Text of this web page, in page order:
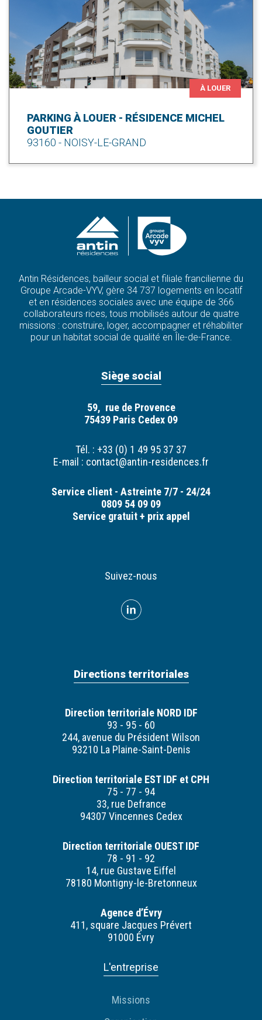
À LOUER
PARKING À LOUER - RÉSIDENCE MICHEL
GOUTIER
93160 - NOISY-LE-GRAND
Antin Résidences, bailleur social et filiale francilienne du
Groupe Arcade-VYV, gère 34 737 logements en locatif
et en résidences sociales avec une équipe de 366
collaborateurs·rices, tous mobilisés autour de quatre
missions : construire, loger, accompagner et réhabiliter
pour un habitat social de qualité en Île-de-France.
Siège social
59, rue de Provence
75439 Paris Cedex 09
Tél. : +33 (0) 1 49 95 37 37
E-mail : contact@antin-residences.fr
Service client - Astreinte 7/7 - 24/24
0809 54 09 09
Service gratuit + prix appel
Suivez-nous
Directions territoriales
Direction territoriale NORD IDF
93 - 95 - 60
244, avenue du Président Wilson
93210 La Plaine-Saint-Denis
Direction territoriale EST IDF et CPH
75 - 77 - 94
33, rue Defrance
94307 Vincennes Cedex
Direction territoriale OUEST IDF
78 - 91 - 92
14, rue Gustave Eiffel
78180 Montigny-le-Bretonneux
Agence d’Évry
411, square Jacques Prévert
91000 Évry
L'entreprise
Missions